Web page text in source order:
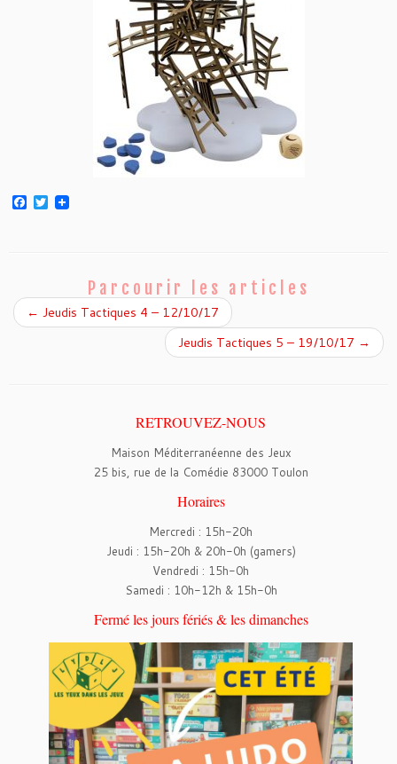
F
k
T
w
Parcourir les articles
← Jeudis Tactiques 4 – 12/10/17
Jeudis Tactiques 5 – 19/10/17 →
RETROUVEZ-NOUS
Maison Méditerranéenne des Jeux
25 bis, rue de la Comédie 83000 Toulon
Horaires
Mercredi : 15h-20h
Jeudi : 15h-20h & 20h-0h (gamers)
Vendredi : 15h-0h
Samedi : 10h-12h & 15h-0h
Fermé les jours fériés & les dimanches